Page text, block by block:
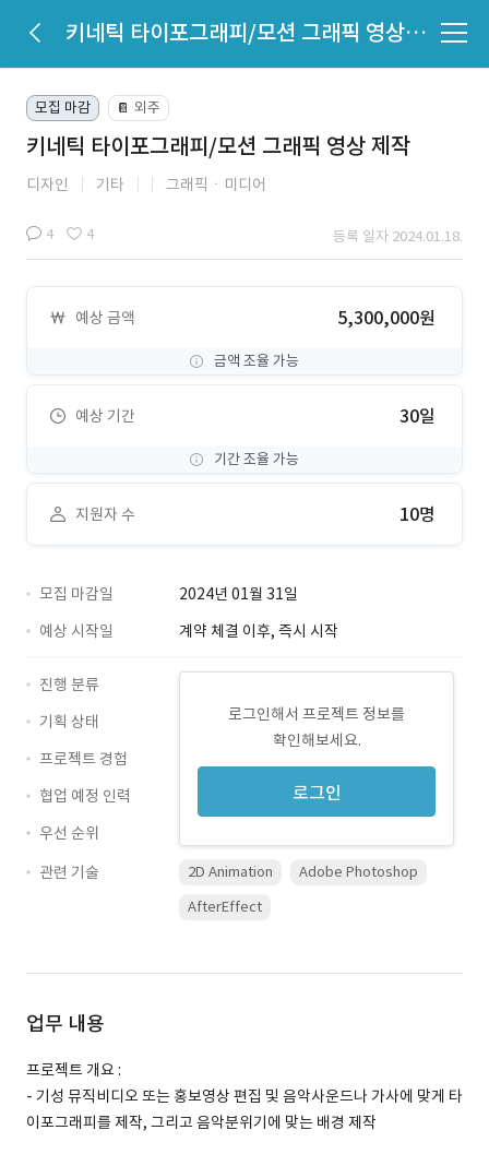
키네틱 타이포그래피/모션 그래픽 영상 제작
모집 마감 📔 외주
키네틱 타이포그래피/모션 그래픽 영상 제작
디자인 기타 그래픽ㆍ미디어
4 4 등록 일자 2024.01.18.
예상 금액 5,300,000원
금액 조율 가능
예상 기간 30일
기간 조율 가능
지원자 수 10명
모집 마감일
2024년 01월 31일
예상 시작일
계약 체결 이후, 즉시 시작
로그인해서 프로젝트 정보를
확인해보세요.
로그인
진행 분류
기획 상태
프로젝트 경험
협업 예정 인력
우선 순위
관련 기술
2D Animation
Adobe Photoshop
AfterEffect
업무 내용
프로젝트 개요 :
- 기성 뮤직비디오 또는 홍보영상 편집 및 음악사운드나 가사에 맞게 타
이포그래피를 제작, 그리고 음악분위기에 맞는 배경 제작